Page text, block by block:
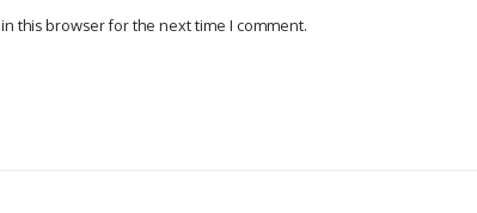
this browser for the next time I comment.